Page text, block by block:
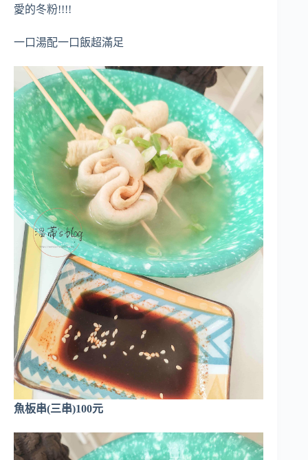
愛的冬粉!!!!
一口湯配一口飯超滿足
魚板串(三串)100元